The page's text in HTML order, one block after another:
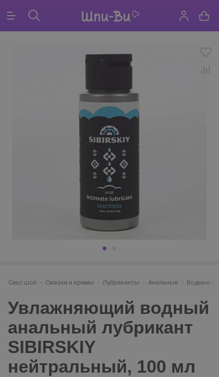
Секс шоп Смазки и кремы Лубриканты Анальные Водные
Увлажняющий водный
анальный лубрикант
SIBIRSKIY
нейтральный, 100 мл